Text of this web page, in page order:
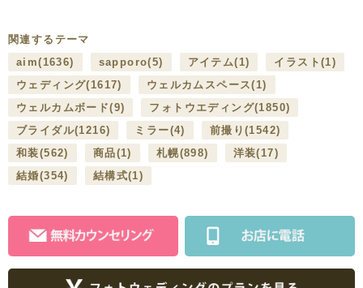
関連するテーマ
aim(1636) sapporo(5) アイテム(1) イラスト(1)
ウェディング(1617) ウェルカムスペース(1)
ウェルカムボード(9) フォトウエディング(1850)
ブライダル(1216) ミラー(4) 前撮り(1542)
和装(562) 商品(1) 札幌(898) 洋装(17)
結婚(354) 結構式(1)